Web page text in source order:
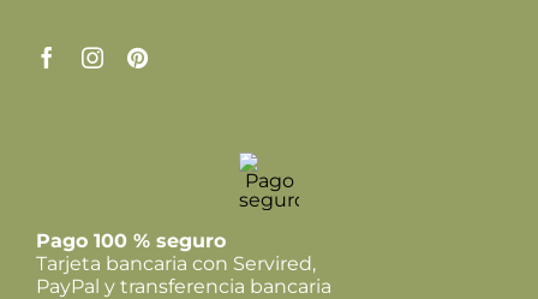
Pago 100 % seguro
Tarjeta bancaria con Servired,
PayPal y transferencia bancaria